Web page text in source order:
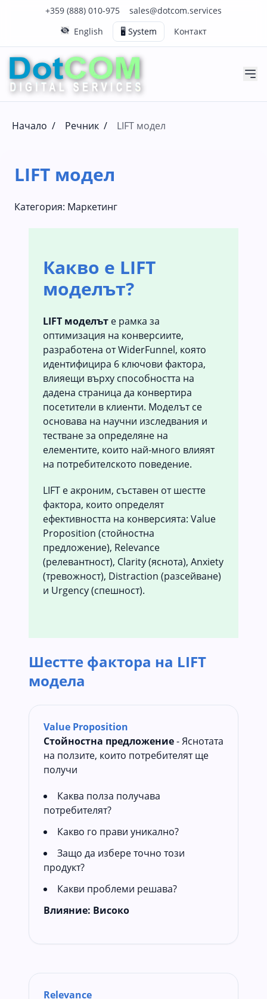
+359 (888) 010-975
Нашия телефонен номер е 0888010975
sales@dotcom.services
Нашия имейл адрес е sales@dotcom.services
English
🖥️ System Контакт
Начало / Речник / LIFT модел
LIFT модел
Категория: Маркетинг
Какво е LIFT
моделът?
LIFT моделът е рамка за
оптимизация на конверсиите,
разработена от WiderFunnel, която
идентифицира 6 ключови фактора,
влияещи върху способността на
дадена страница да конвертира
посетители в клиенти. Моделът се
основава на научни изследвания и
тестване за определяне на
елементите, които най-много влияят
на потребителското поведение.
LIFT е акроним, съставен от шестте
фактора, които определят
ефективността на конверсията: Value
Proposition (стойностна
предложение), Relevance
(релевантност), Clarity (яснота), Anxiety
(тревожност), Distraction (разсейване)
и Urgency (спешност).
Шестте фактора на LIFT
модела
Value Proposition
Стойностна предложение- Яснотата
на ползите, които потребителят ще
получи
Каква полза получава
потребителят?
Какво го прави уникално?
Защо да избере точно този
продукт?
Какви проблеми решава?
Влияние: Високо
Relevance